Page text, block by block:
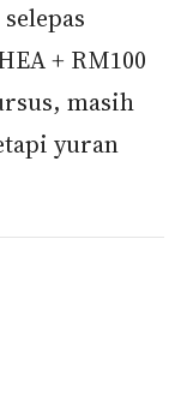
+ RM100
masih
yuran